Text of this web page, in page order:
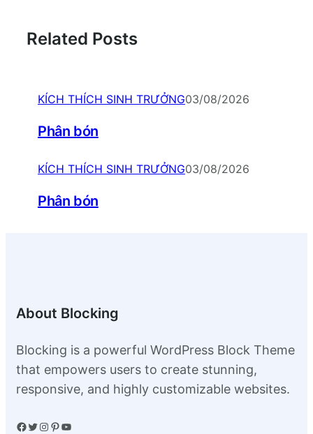
Related Posts
KÍCH THÍCH SINH TRƯỞNG03/08/2026
Phân bón
KÍCH THÍCH SINH TRƯỞNG03/08/2026
Phân bón
About Blocking
Blocking is a powerful WordPress Block Theme
that empowers users to create stunning,
responsive, and highly customizable websites.
Facebook Twitter Instagram Pinterest YouTube